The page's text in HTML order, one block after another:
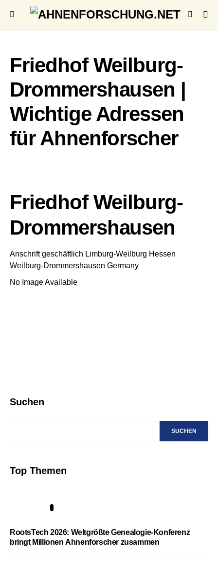
Friedhof Weilburg-
Drommershausen |
Wichtige Adressen
für Ahnenforscher
Friedhof Weilburg-
Drommershausen
Anschrift geschäftlich Limburg-Weilburg Hessen
Weilburg-Drommershausen Germany
No Image Available
Suchen
SUCHEN
Top Themen
RootsTech 2026: Weltgrößte Genealogie-Konferenz
bringt Millionen Ahnenforscher zusammen